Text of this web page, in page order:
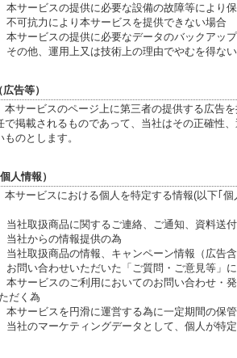
本サービスの提供に必要な設備の故障等により
不可抗力により本サービスを提供できない場合
本サービスの提供に必要なデータのバックアッ
その他、運用上又は技術上の理由でやむを得な
告等）
本サービスのページ上に第三者の提供する広告
で掲載されるものであって、当社はその正確性
ものとします。
人情報）
本サービスにおける個人を特定する情報(以下｢
当社取扱商品に関するご連絡、ご通知、資料送
当社からの情報提供の為
当社取扱商品の情報、キャンペーン情報（広告
お問い合わせいただいた「ご質問・ご意見等」
本サービスのご利用においてのお問い合わせ
ただく為
本サービスを円滑に運営する為に一定期間の保
当社のマーケティングデータとして、個人が特